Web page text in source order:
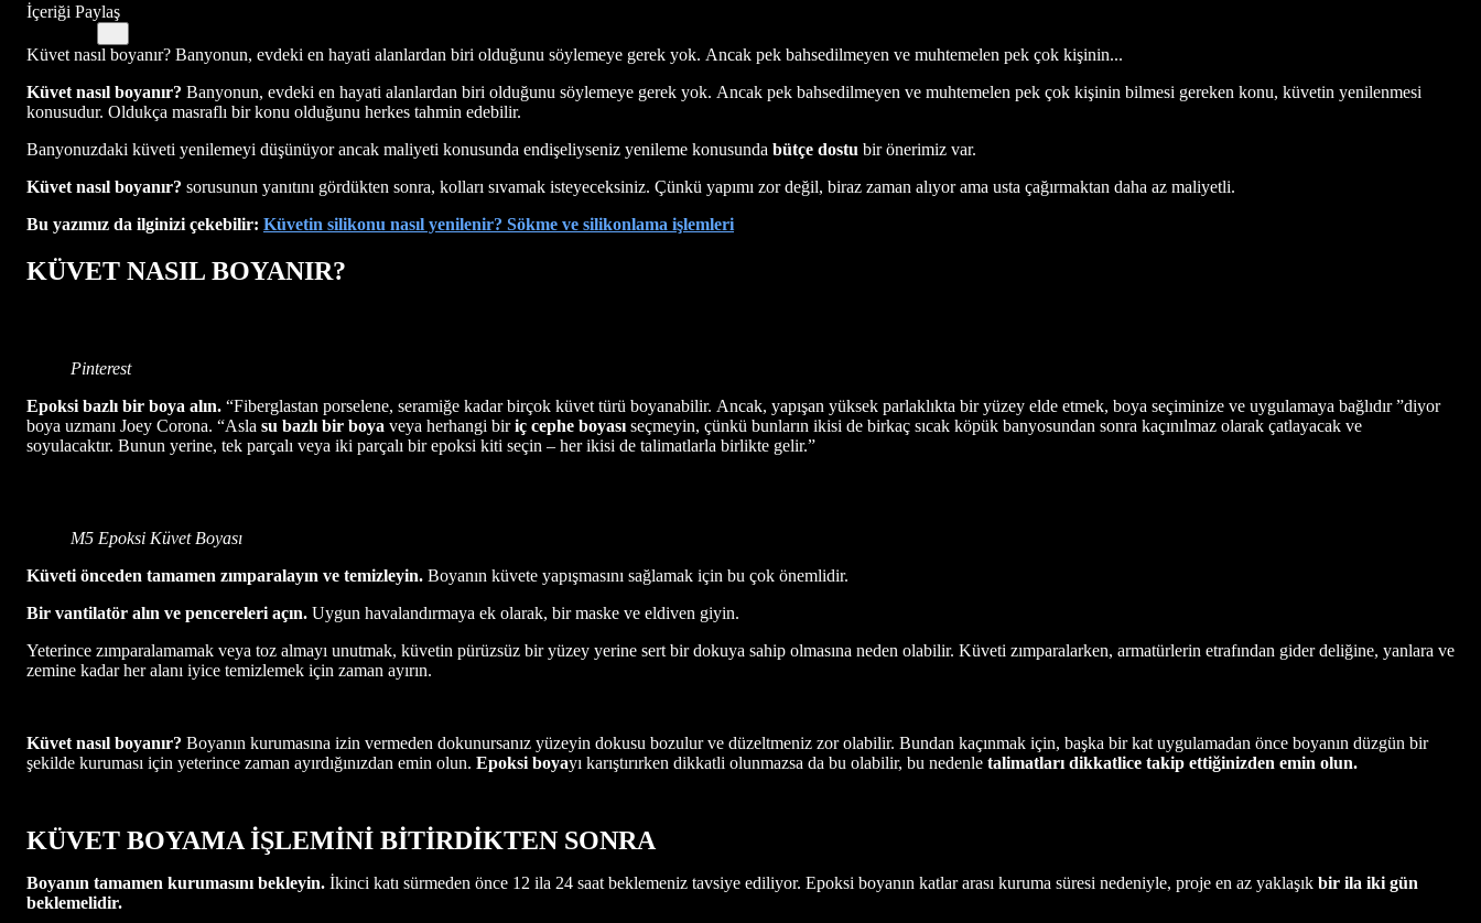
İçeriği Paylaş
Küvet nasıl boyanır? Banyonun, evdeki en hayati alanlardan biri olduğunu söylemeye gerek yok. Ancak pek bahsedilmeyen ve muhtemelen pek çok kişinin...
Küvet nasıl boyanır? Banyonun, evdeki en hayati alanlardan biri olduğunu söylemeye gerek yok. Ancak pek bahsedilmeyen ve muhtemelen pek çok kişinin bilmesi gereken konu, küvetin yenilenmesi
konusudur. Oldukça masraflı bir konu olduğunu herkes tahmin edebilir.
Banyonuzdaki küveti yenilemeyi düşünüyor ancak maliyeti konusunda endişeliyseniz yenileme konusunda bütçe dostu bir önerimiz var.
Küvet nasıl boyanır? sorusunun yanıtını gördükten sonra, kolları sıvamak isteyeceksiniz. Çünkü yapımı zor değil, biraz zaman alıyor ama usta çağırmaktan daha az maliyetli.
Bu yazımız da ilginizi çekebilir: Küvetin silikonu nasıl yenilenir? Sökme ve silikonlama işlemleri
KÜVET NASIL BOYANIR?
Pinterest
Epoksi bazlı bir boya alın. “Fiberglastan porselene, seramiğe kadar birçok küvet türü boyanabilir. Ancak, yapışan yüksek parlaklıkta bir yüzey elde etmek, boya seçiminize ve uygulamaya bağlıdır ”diyor
boya uzmanı Joey Corona. “Asla su bazlı bir boya veya herhangi biriç cephe boyası seçmeyin, çünkü bunların ikisi de birkaç sıcak köpük banyosundan sonra kaçınılmaz olarak çatlayacak ve
soyulacaktır. Bunun yerine, tek parçalı veya iki parçalı bir epoksi kiti seçin – her ikisi de talimatlarla birlikte gelir.”
M5 Epoksi Küvet Boyası
Küveti önceden tamamen zımparalayın ve temizleyin. Boyanın küvete yapışmasını sağlamak için bu çok önemlidir.
Bir vantilatör alın ve pencereleri açın. Uygun havalandırmaya ek olarak, bir maske ve eldiven giyin.
Yeterince zımparalamamak veya toz almayı unutmak, küvetin pürüzsüz bir yüzey yerine sert bir dokuya sahip olmasına neden olabilir. Küveti zımparalarken, armatürlerin etrafından gider deliğine, yanlara ve
zemine kadar her alanı iyice temizlemek için zaman ayırın.
Küvet nasıl boyanır? Boyanın kurumasına izin vermeden dokunursanız yüzeyin dokusu bozulur ve düzeltmeniz zor olabilir. Bundan kaçınmak için, başka bir kat uygulamadan önce boyanın düzgün bir
şekilde kuruması için yeterince zaman ayırdığınızdan emin olun. Epoksi boyayı karıştırırken dikkatli olunmazsa da bu olabilir, bu nedenle talimatları dikkatlice takip ettiğinizden emin olun.
KÜVET BOYAMA İŞLEMİNİ BİTİRDİKTEN SONRA
Boyanın tamamen kurumasını bekleyin. İkinci katı sürmeden önce 12 ila 24 saat beklemeniz tavsiye ediliyor. Epoksi boyanın katlar arası kuruma süresi nedeniyle, proje en az yaklaşık bir ila iki gün
beklemelidir.